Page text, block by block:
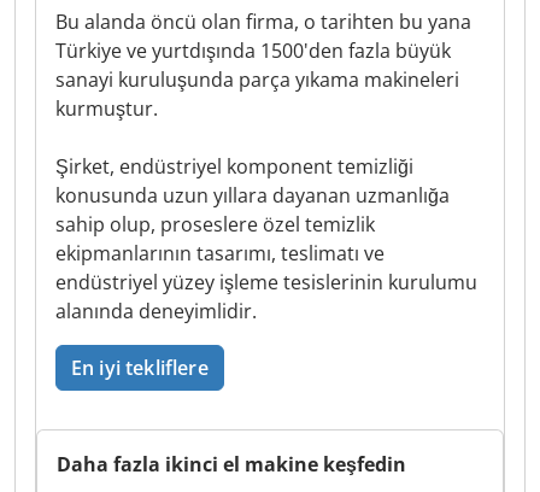
Bu alanda öncü olan firma, o tarihten bu yana
Türkiye ve yurtdışında 1500'den fazla büyük
sanayi kuruluşunda parça yıkama makineleri
kurmuştur.
Şirket, endüstriyel komponent temizliği
konusunda uzun yıllara dayanan uzmanlığa
sahip olup, proseslere özel temizlik
ekipmanlarının tasarımı, teslimatı ve
endüstriyel yüzey işleme tesislerinin kurulumu
alanında deneyimlidir.
En iyi tekliflere
Daha fazla ikinci el makine keşfedin